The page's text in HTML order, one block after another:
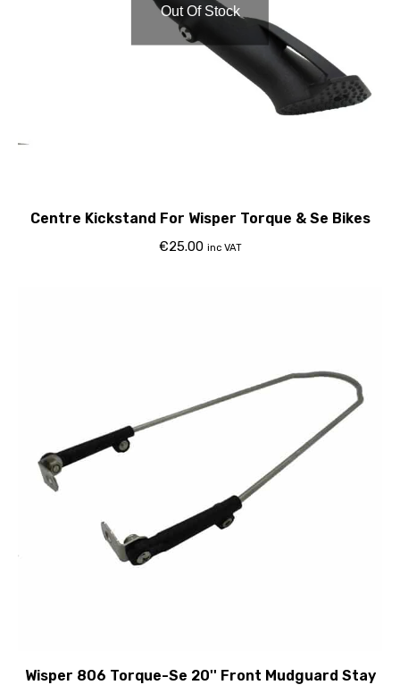
Out Of Stock
Centre Kickstand For Wisper Torque & Se Bikes
€25.00 inc VAT
Wisper 806 Torque-Se 20'' Front Mudguard Stay